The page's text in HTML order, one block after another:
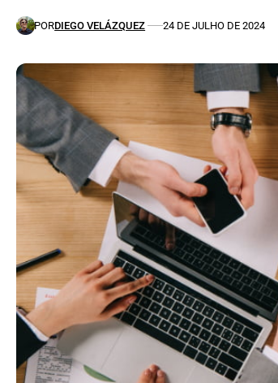
PORDIEGO VELÁZQUEZ 24 DE JULHO DE 2024